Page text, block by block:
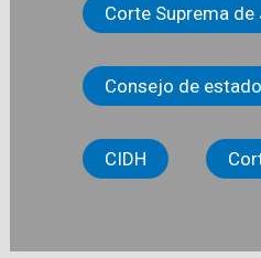
Corte Suprema
Consejo de estado
CIDH